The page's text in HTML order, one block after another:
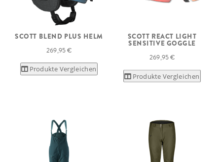
SCOTT BLEND PLUS HELM
269,95 €
Produkte Vergleichen
SCOTT REACT LIGHT
SENSITIVE GOGGLE
269,95 €
Produkte Vergleichen